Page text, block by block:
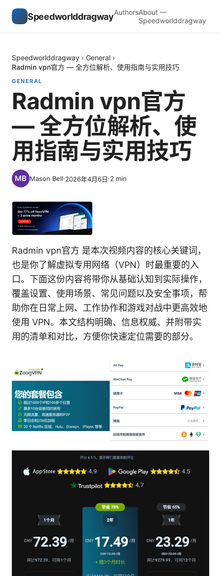
SpeedworlddragwayAuthorsAbout —
Speedworlddragway
Speedworlddragway › General ›
Radmin vpn官方 — 全方位解析、使用指南与实用技巧
GENERAL
Radmin vpn官方
— 全方位解析、使
用指南与实用技巧
Mason Bell·2026年4月6日·2 min
Radmin vpn官方 是本次视频内容的核心关键词，
也是你了解虚拟专用网络（VPN）时最重要的入
口。下面这份内容将带你从基础认知到实际操作，
覆盖设置、使用场景、常见问题以及安全事项，帮
助你在日常上网、工作协作和游戏对战中更高效地
使用 VPN。本文结构明确、信息权威、并附带实
用的清单和对比，方便你快速定位需要的部分。